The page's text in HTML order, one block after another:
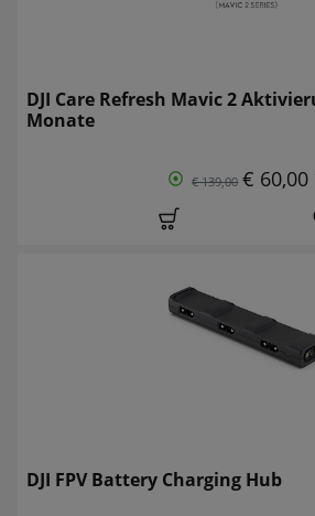
DJI Care Refresh Mavic 2
Monate
€ 139,00 € 60,00
DJI FPV Battery Charging Hub